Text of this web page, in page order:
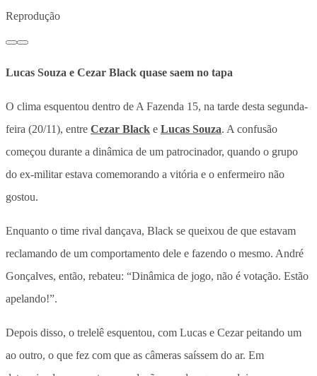
Reprodução
Lucas Souza e Cezar Black quase saem no tapa
O clima esquentou dentro de A Fazenda 15, na tarde desta segunda-
feira (20/11), entre Cezar Black e Lucas Souza. A confusão
começou durante a dinâmica de um patrocinador, quando o grupo
do ex-militar estava comemorando a vitória e o enfermeiro não
gostou.
Enquanto o time rival dançava, Black se queixou de que estavam
reclamando de um comportamento dele e fazendo o mesmo. André
Gonçalves, então, rebateu: “Dinâmica de jogo, não é votação. Estão
apelando!”.
Depois disso, o trelelê esquentou, com Lucas e Cezar peitando um
ao outro, o que fez com que as câmeras saíssem do ar. Em